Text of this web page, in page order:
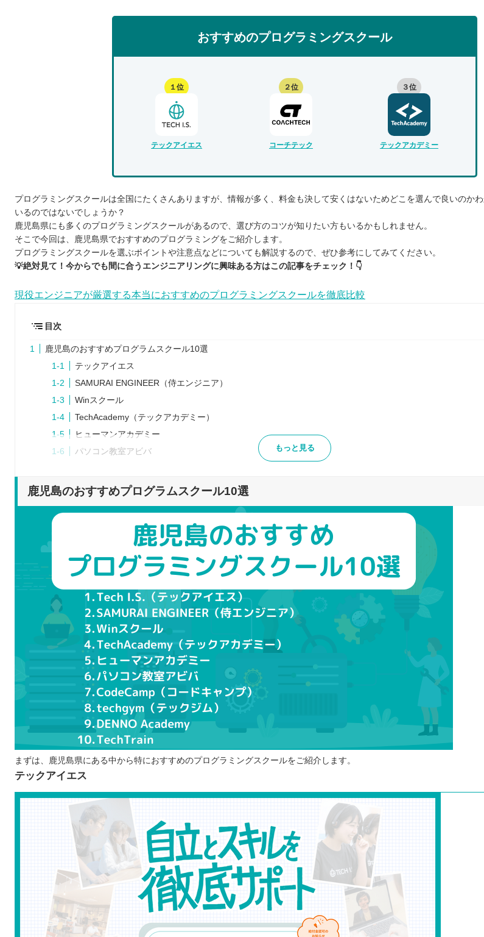
おすすめのプログラミングスクール
１位
テックアイエス
２位
コーチテック
３位
テックアカデミー
プログラミングスクールは全国にたくさんありますが、情報が多く、料金も決して安くはないためどこを選んで良いのか
いるのではないでしょうか？
鹿児島県にも多くのプログラミングスクールがあるので、選び方のコツが知りたい方もいるかもしれません。
そこで今回は、鹿児島県でおすすめのプログラミングをご紹介します。
プログラミングスクールを選ぶポイントや注意点などについても解説するので、ぜひ参考にしてみてください。
💡絶対見て！今からでも間に合うエンジニアリングに興味ある方はこの記事をチェック！👇
現役エンジニアが厳選する本当におすすめのプログラミングスクールを徹底比較
目次
鹿児島のおすすめプログラムスクール10選
テックアイエス
SAMURAI ENGINEER（侍エンジニア）
Winスクール
TechAcademy（テックアカデミー）
ヒューマンアカデミー
パソコン教室アビバ
techgym（テックジム）
プログラムスクールを選ぶポイント
学びたい言語を選択できるか
目的に合うカリキュラムか
オンラインと通学のどちらか
料金などは適切か
就職や転職のサポート体制はどうなっているか
プログラムスクールで学習するメリット
独学よりも効率的に学べる
ポートフォリオを作成し、実績として提示できる
わからない部分を質問しやすい
エンジニアとして働くための知識が身に付く
プログラムスクールで学ぶ際の注意点
学習を無理なく続けられるか考える
プログラミングを学ぶ目的をはっきりさせる
学びやすい環境かチェックする
鹿児島で自分に合ったプログラムスクールを選ぼう！
自分の住んでるエリアでプログラミングスクールを探したい⭐️
北海道 / 東北
関東
中部
近畿
四国
九州 / 沖縄
もっと見る
鹿児島のおすすめプログラムスクール10選
まずは、鹿児島県にある中から特におすすめのプログラミングスクールをご紹介します。
テックアイエス